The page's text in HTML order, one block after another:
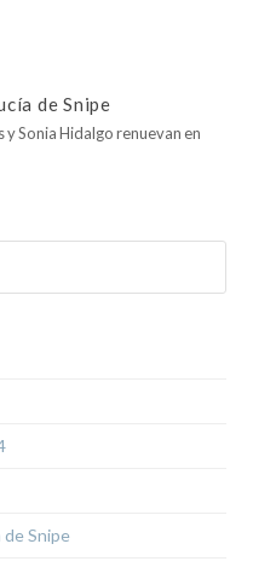
de Snipe
y Sonia Hidalgo renuevan en
de Snipe